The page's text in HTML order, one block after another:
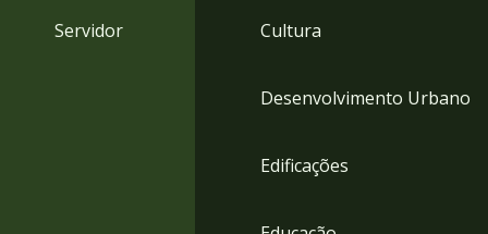
Servidor Cultura
Desenvolvimento Urbano
Edificações